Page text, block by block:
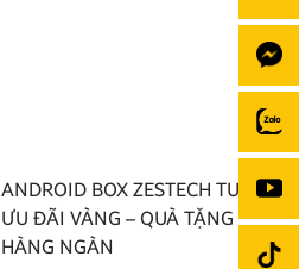
ANDROID BOX ZESTECH TUNG
ƯU ĐÃI VÀNG – QUÀ TẶNG
HÀNG NGÀN